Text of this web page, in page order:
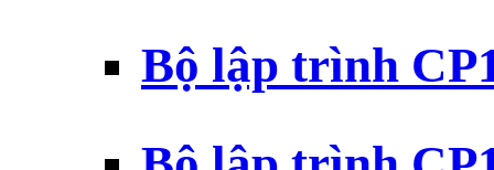
Bộ lập trình